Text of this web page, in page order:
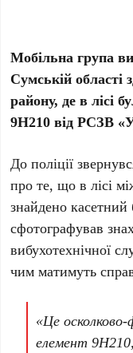
Мобільна група
Сумській області
району, де в лісі
9Н210 від РСЗВ
До поліції
про те, що в лісі
знайдено
сфотографував
вибухотехнічної
чим матимуть
«Це
елемент